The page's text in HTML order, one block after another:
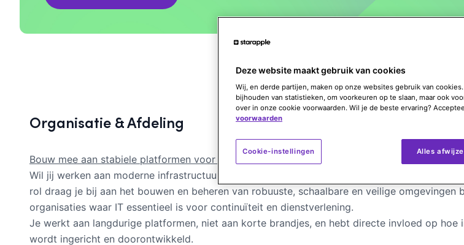
Organisatie & Afdeling
Bouw mee aan stabiele platformen voor kritieke IT omgevingen
Wil jij werken aan moderne infrastructuur en platformen die dag en nacht beschikbaar moeten
rol draag je bij aan het bouwen en beheren van robuuste, schaalbare en veilige omgevingen
organisaties waar IT essentieel is voor continuïteit en dienstverlening.
Je werkt aan langdurige platformen, niet aan korte brandjes, en hebt directe invloed op hoe
wordt ingericht en doorontwikkeld.
Deze website maakt gebruik van cookies
Wij, en derde partijen, maken op onze websites gebruik van
bijhouden van statistieken, om voorkeuren op te slaan, maar ook
over in onze cookie voorwaarden. Wil je de beste ervaring?
voorwaarden
Cookie-instellingen Alles